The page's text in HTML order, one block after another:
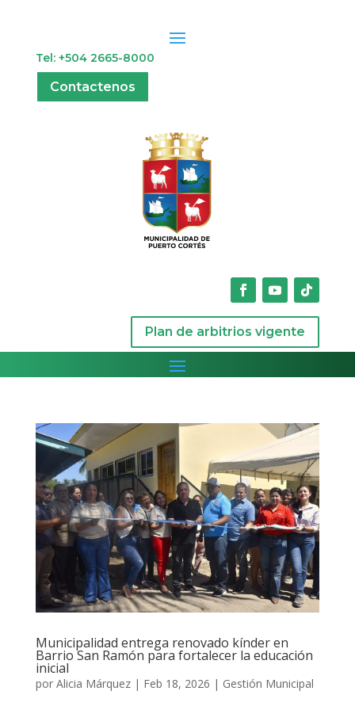
Tel: +504 2665-8000
Contactenos
Plan de arbitrios vigente
Municipalidad entrega renovado kínder en
Barrio San Ramón para fortalecer la educación
inicial
por Alicia Márquez| Feb 18, 2026 | Gestión Municipal